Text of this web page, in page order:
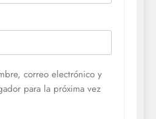
correo electrónico y
para la próxima vez